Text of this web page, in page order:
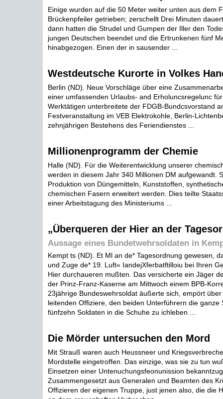
Einige wurden auf die 50 Meter weiter unten aus dem
Brückenpfeiler getrieben; zerschellt Drei Minuten
dann hatten die Strudel und Gumpen der Iller den
jungen Deutschen beendet und die Ertrunkenen fünf
hinabgezogen. Einen der in sausender ...
Westdeutsche Kurorte in Volkes
Berlin (ND). Neue Vorschläge über eine
einer umfassenden Urlaubs- and Erholuncsregelunc
Werktätigen unterbreitete der FDGB-Bundcsvorstand
Festveranstaltung im VEB Elektrokohle, Berlin-
zehnjährigen Bestehens des Feriendienstes ...
Millionenprogramm der Chemie
Halle (ND). Für die Weiterentwicklung unserer
werden in diesem Jahr 340 Millionen DM aufgewandt.
Produktion von Düngemitteln, Kunststoffen,
chemischen Fasern erweitert werden. Dies teilte
einer Arbeitstagung des Ministeriums ...
„Überqueren der Hier an der
Aussage eines Bundetwehrsoldaten in
Kempt ts (ND). Et Ml an de* Tagesordnung gewesen,
und Zuge de* 19. Luft« IandejXferbatftilloiu bei Ihren
Hier durchaueren mußten. Das versicherte ein Jäger
der Prinz-Franz-Kaserne am Mittwoch einem BPB-
23jährige Bundeswehrsoldat äußerte sich, empört
leitenden Offiziere, den beiden Unterführern die ganze
fünfzehn Soldaten in die Schuhe zu ichleben ...
Die Mörder untersuchen den Mord
Mit Strauß waren auch Heussneer und
Mordstelle eingetroffen. Das einzige, was sie zu tun
Einsetzen einer Untenuchungsfeonunission
Zusammengesetzt aus Generalen und Beamten des
Offizieren der eigenen Truppe, just jenen also, die die